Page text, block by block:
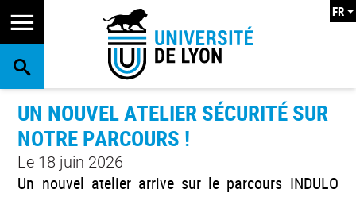
RECHERCHE
FR
UN NOUVEL ATELIER SÉCURITÉ SUR
NOTRE PARCOURS !
Le 18 juin 2026
Un nouvel atelier arrive sur le parcours INDULO